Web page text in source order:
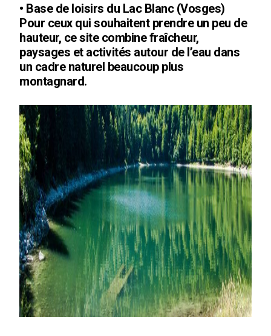
• Base de loisirs du Lac Blanc (Vosges)
Pour ceux qui souhaitent prendre un peu de
hauteur, ce site combine fraîcheur,
paysages et activités autour de l’eau dans
un cadre naturel beaucoup plus
montagnard.